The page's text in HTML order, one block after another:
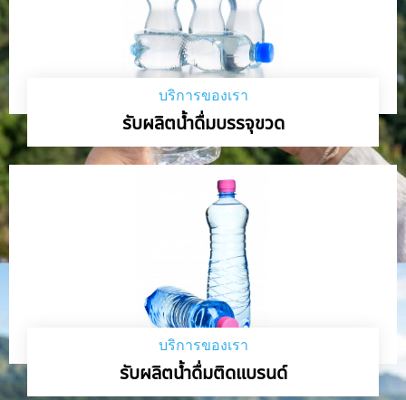
บริการของเรา
รับผลิตน้ำดื่มบรรจุขวด
บริการของเรา
รับผลิตน้ำดื่มติดแบรนด์